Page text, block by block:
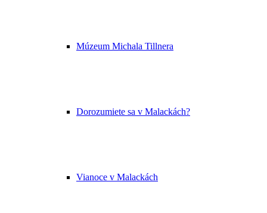
Múzeum Michala Tillnera
Dorozumiete sa v Malackách?
Vianoce v Malackách